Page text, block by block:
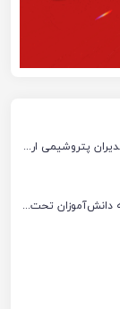
غبارروبی مزار شهدا در ماهشهر با حضور مدیران پتروشیمی اروند و مسئولان شهری
پتروشیمی اروند ۹۸۵ بسته نوشت‌افزار به دانش‌آموزان تحت پوشش کمیته امداد بندرماهشهر اهدا کرد